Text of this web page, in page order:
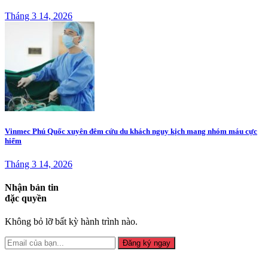
Tháng 3 14, 2026
Vinmec Phú Quốc xuyên đêm cứu du khách nguy kịch mang nhóm máu cực
hiếm
Tháng 3 14, 2026
Nhận bản tin
đặc quyền
Không bỏ lỡ bất kỳ hành trình nào.
Đăng ký ngay